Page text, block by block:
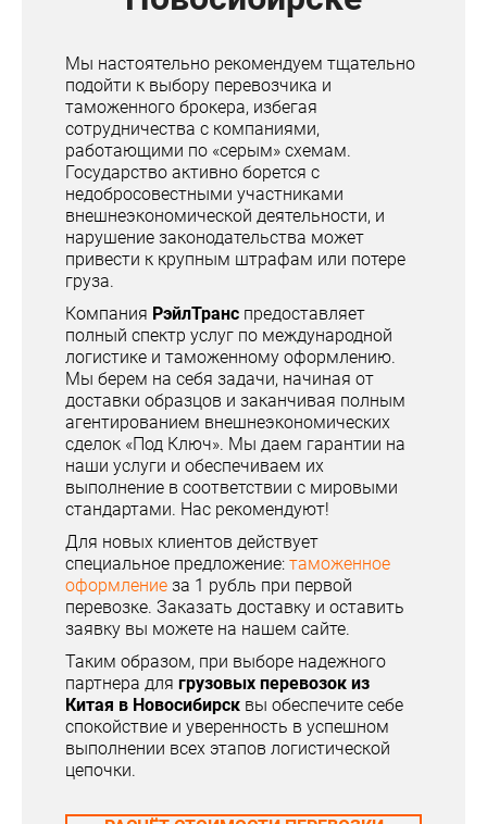
Мы настоятельно рекомендуем тщательно
подойти к выбору перевозчика и
таможенного брокера, избегая
сотрудничества с компаниями,
работающими по «серым» схемам.
Государство активно борется с
недобросовестными участниками
внешнеэкономической деятельности, и
нарушение законодательства может
привести к крупным штрафам или потере
груза.
Компания РэйлТранс предоставляет
полный спектр услуг по международной
логистике и таможенному оформлению.
Мы берем на себя задачи, начиная от
доставки образцов и заканчивая полным
агентированием внешнеэкономических
сделок «Под Ключ». Мы даем гарантии на
наши услуги и обеспечиваем их
выполнение в соответствии с мировыми
стандартами. Нас рекомендуют!
Для новых клиентов действует
специальное предложение: таможенное
оформление за 1 рубль при первой
перевозке. Заказать доставку и оставить
заявку вы можете на нашем сайте.
Таким образом, при выборе надежного
партнера для грузовых перевозок из
Китая в Новосибирск вы обеспечите себе
спокойствие и уверенность в успешном
выполнении всех этапов логистической
цепочки.